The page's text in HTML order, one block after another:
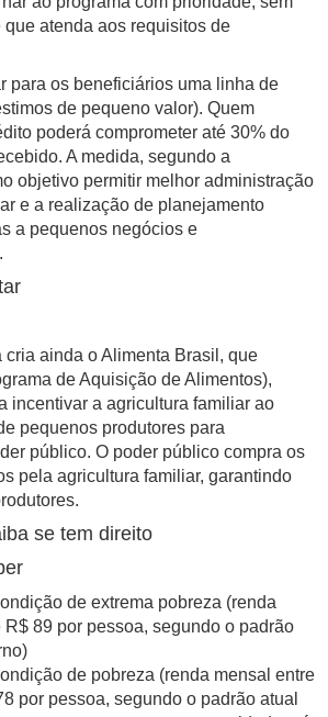
atenda aos requisitos de
para os beneficiários uma linha de
de pequeno valor). Quem
poderá comprometer até 30% do
A medida, segundo a
objetivo permitir melhor administração
e a realização de planejamento
a pequenos negócios e
cria ainda o Alimenta Brasil, que
de Aquisição de Alimentos),
incentivar a agricultura familiar ao
pequenos produtores para
público. O poder público compra os
pela agricultura familiar, garantindo
se tem direito
de extrema pobreza (renda
R$ 89 por pessoa, segundo o padrão
de pobreza (renda mensal entre
por pessoa, segundo o padrão atual